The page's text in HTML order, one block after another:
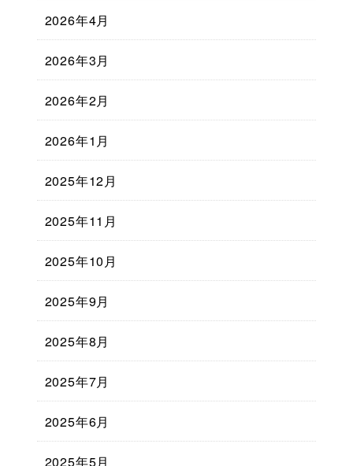
2026年4月
2026年3月
2026年2月
2026年1月
2025年12月
2025年11月
2025年10月
2025年9月
2025年8月
2025年7月
2025年6月
2025年5月